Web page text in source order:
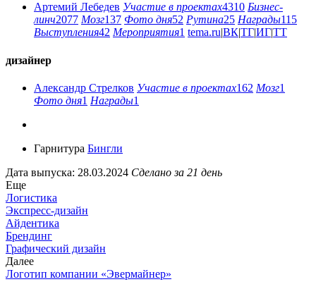
Артемий Лебедев Участие в проектах4310 Бизнес-
линч2077 Мозг137 Фото дня52 Рутина25 Награды115
Выступления42 Мероприятия1 tema.ru|ВК|ТГ|ИГ|ТТ
дизайнер
Александр Стрелков Участие в проектах162 Мозг1
Фото дня1 Награды1
Гарнитура Бингли
Дата выпуска: 28.03.2024 Сделано за 21 день
Еще
Логистика
Экспресс-дизайн
Айдентика
Брендинг
Графический дизайн
Далее
Логотип компании «Эвермайнер»